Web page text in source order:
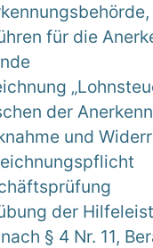
für die
der
und
der
§ 4 Nr. 11,